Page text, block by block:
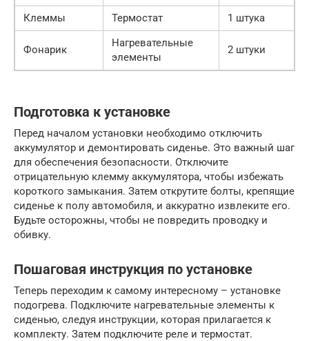
Клеммы
Термостат 1 штука
Фонарик
Нагревательные
элементы
2 штуки
Подготовка к установке
Перед началом установки необходимо отключить
аккумулятор и демонтировать сиденье. Это важный шаг
для обеспечения безопасности. Отключите
отрицательную клемму аккумулятора, чтобы избежать
короткого замыкания. Затем открутите болты, крепящие
сиденье к полу автомобиля, и аккуратно извлеките его.
Будьте осторожны, чтобы не повредить проводку и
обивку.
Пошаговая инструкция по установке
Теперь переходим к самому интересному – установке
подогрева. Подключите нагревательные элементы к
сиденью, следуя инструкции, которая прилагается к
комплекту. Затем подключите реле и термостат.